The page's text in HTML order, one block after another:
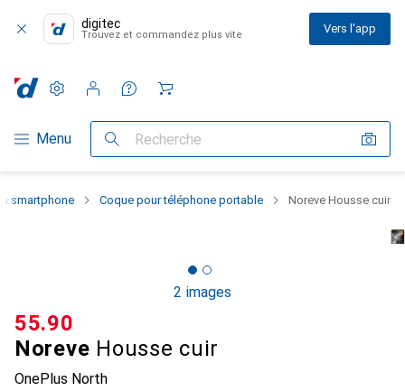
digitec
Trouvez et commandez plus vite Vers l'app
Navigation par catégorie
Menu Recherche
Paramètres
Compte client
Listes de comparaison
Listes d'envies
Panier
smartphone Coque pour téléphone portable Noreve Housse cuir
2 images
Noreve Housse cuir
OnePlus North
CHF
55.90